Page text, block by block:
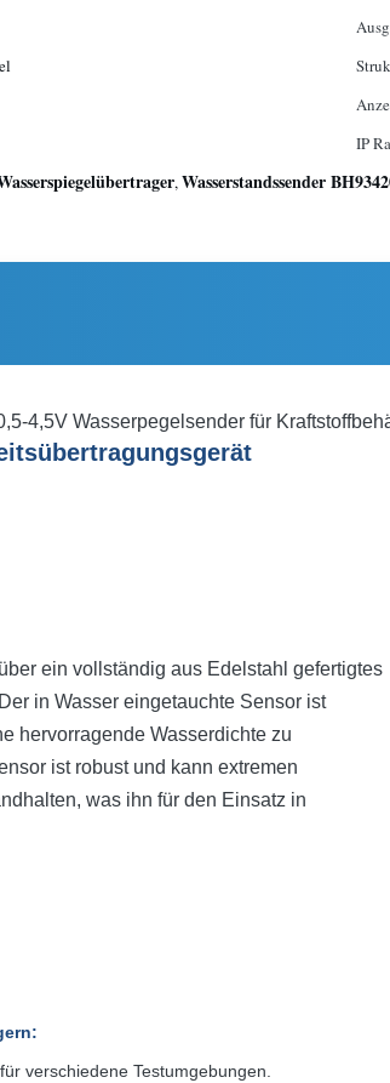
IP
,Wasserstandssender
4,5V Wasserpegelsender für
ein vollständig aus Edelstahl gefertigtes
in Wasser eingetauchte Sensor ist
hervorragende Wasserdichte zu
ist robust und kann extremen
was ihn für den Einsatz in
:
verschiedene Testumgebungen.